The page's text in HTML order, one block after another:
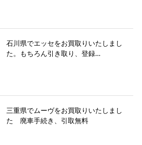
石川県でエッセをお買取りいたしまし
た。もちろん引き取り、登録…
三重県でムーヴをお買取りいたしまし
た 廃車手続き、引取無料